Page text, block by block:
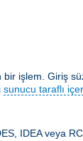
işlem. Giriş
sunucu taraflı
IDEA veya